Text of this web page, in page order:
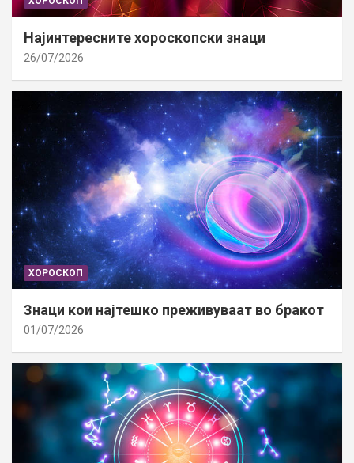
Најинтересните хороскопски знаци
26/07/2026
ХОРОСКОП
Знаци кои најтешко преживуваат во бракот
01/07/2026